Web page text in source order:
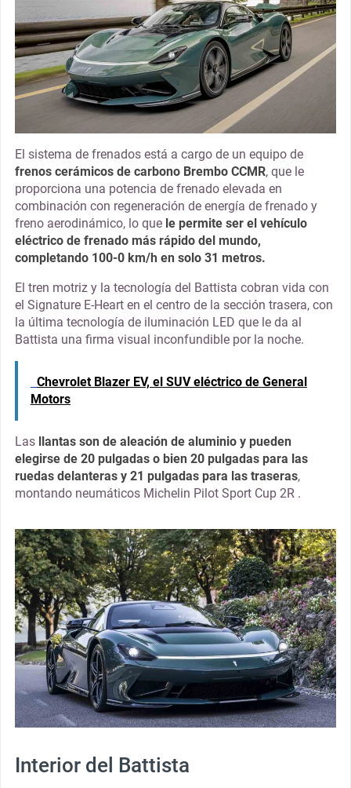
El sistema de frenados está a cargo de un equipo de
frenos cerámicos de carbono Brembo CCMR, que le
proporciona una potencia de frenado elevada en
combinación con regeneración de energía de frenado y
freno aerodinámico, lo que le permite ser el vehículo
eléctrico de frenado más rápido del mundo,
completando 100-0 km/h en solo 31 metros.
El tren motriz y la tecnología del Battista cobran vida con
el Signature E-Heart en el centro de la sección trasera, con
la última tecnología de iluminación LED que le da al
Battista una firma visual inconfundible por la noche.
Chevrolet Blazer EV, el SUV eléctrico de General
Motors
Las llantas son de aleación de aluminio y pueden
elegirse de 20 pulgadas o bien 20 pulgadas para las
ruedas delanteras y 21 pulgadas para las traseras,
montando neumáticos Michelin Pilot Sport Cup 2R .
Interior del Battista